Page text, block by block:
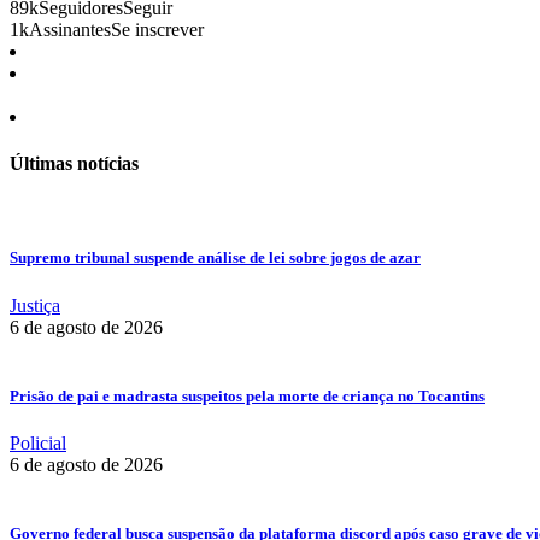
89kSeguidoresSeguir
1kAssinantesSe inscrever
Últimas notícias
Supremo tribunal suspende análise de lei sobre jogos de azar
Justiça
6 de agosto de 2026
Prisão de pai e madrasta suspeitos pela morte de criança no Tocantins
Policial
6 de agosto de 2026
Governo federal busca suspensão da plataforma discord após caso grave de